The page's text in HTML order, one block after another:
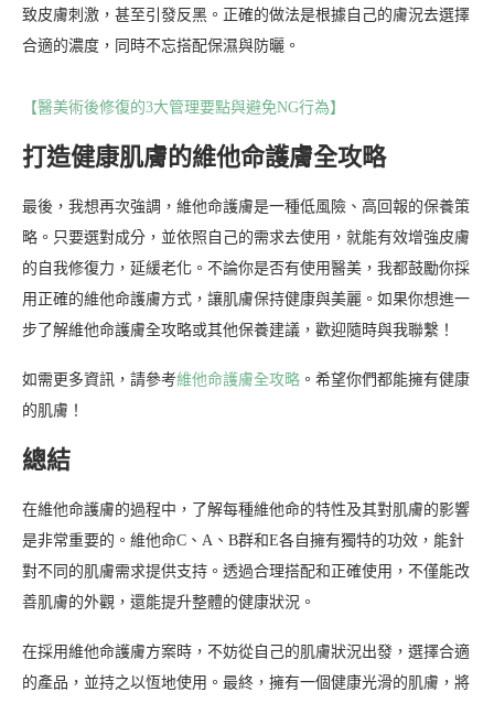
致皮膚刺激，甚至引發反黑。正確的做法是根據自己的膚況去選擇
合適的濃度，同時不忘搭配保濕與防曬。
【醫美術後修復的3大管理要點與避免NG行為】
打造健康肌膚的維他命護膚全攻略
最後，我想再次強調，維他命護膚是一種低風險、高回報的保養策
略。只要選對成分，並依照自己的需求去使用，就能有效增強皮膚
的自我修復力，延緩老化。不論你是否有使用醫美，我都鼓勵你採
用正確的維他命護膚方式，讓肌膚保持健康與美麗。如果你想進一
步了解維他命護膚全攻略或其他保養建議，歡迎隨時與我聯繫！
如需更多資訊，請參考維他命護膚全攻略 。希望你們都能擁有健康
的肌膚！
總結
在維他命護膚的過程中，了解每種維他命的特性及其對肌膚的影響
是非常重要的。維他命C、A、B群和E各自擁有獨特的功效，能針
對不同的肌膚需求提供支持。透過合理搭配和正確使用，不僅能改
善肌膚的外觀，還能提升整體的健康狀況。
在採用維他命護膚方案時，不妨從自己的肌膚狀況出發，選擇合適
的產品，並持之以恆地使用。最終，擁有一個健康光滑的肌膚，將